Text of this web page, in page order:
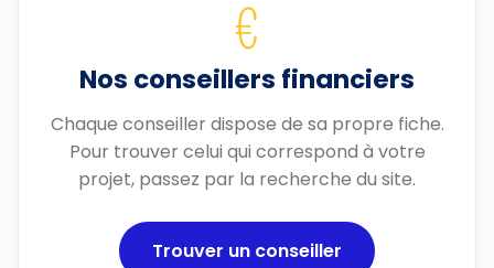
€
Nos conseillers financiers
Chaque conseiller dispose de sa propre fiche.
Pour trouver celui qui correspond à votre
projet, passez par la recherche du site.
Trouver un conseiller